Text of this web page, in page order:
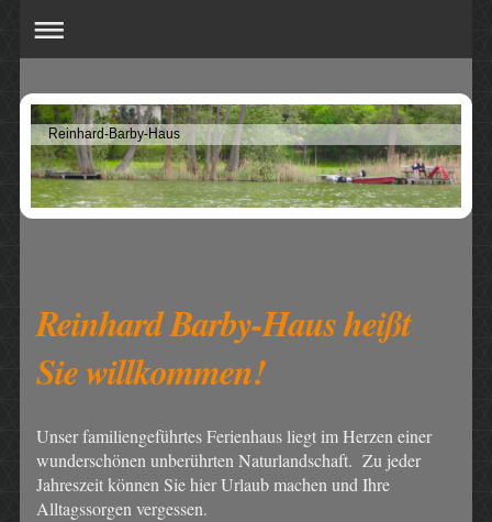
Reinhard-Barby-Haus
Reinhard Barby-Haus heißt
Sie willkommen!
Unser familiengeführtes Ferienhaus liegt im Herzen einer
wunderschönen unberührten Naturlandschaft. Zu jeder
Jahreszeit können Sie hier Urlaub machen und Ihre
Alltagssorgen vergessen.